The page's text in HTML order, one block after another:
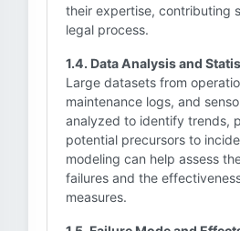
their expertise, contributing
legal process.
1.4. Data Analysis and
Large datasets from
maintenance logs, and
analyzed to identify trends,
potential precursors to
modeling can help assess
failures and the
measures.